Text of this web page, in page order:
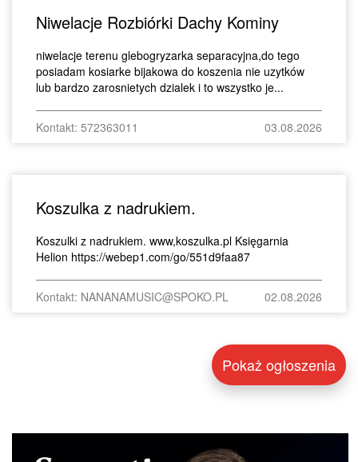
Niwelacje Rozbiórki Dachy Kominy
niwelacje terenu glebogryzarka separacyjna,do tego
posiadam kosiarke bijakowa do koszenia nie uzytków
lub bardzo zarosnietych dzialek i to wszystko je...
Kontakt: 572363011 03.08.2026
Koszulka z nadrukiem.
Koszulki z nadrukiem. www,koszulka.pl Księgarnia
Helion https://webep1.com/go/551d9faa87
Kontakt: NANANAMUSIC@SPOKO.PL 02.08.2026
Pokaż ogłoszenia